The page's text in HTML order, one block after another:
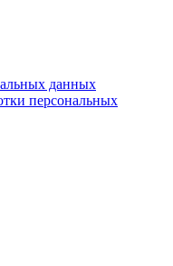
данных
персональных